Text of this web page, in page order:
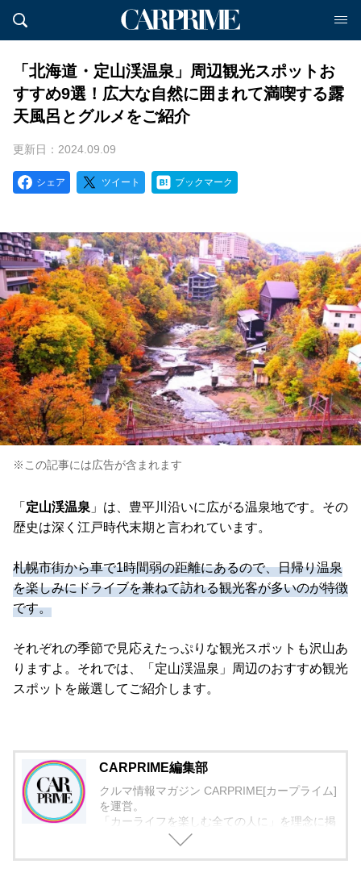
「北海道・定山渓温泉」周辺観光スポットお
すすめ9選！広大な自然に囲まれて満喫する露
天風呂とグルメをご紹介
更新日：2024.09.09
シェア ツイート ブックマーク
※この記事には広告が含まれます
「 定山渓温泉 」は、豊平川沿いに広がる温泉地です。その
歴史は深く江戸時代末期と言われています。
札幌市街から車で1時間弱の距離にあるので、日帰り温泉
を楽しみにドライブを兼ねて訪れる観光客が多いのが特徴
です。
それぞれの季節で見応えたっぷりな観光スポットも沢山あ
りますよ。それでは、「定山渓温泉」周辺のおすすめ観光
スポットを厳選してご紹介します。
CARPRIME編集部
クルマ情報マガジン CARPRIME[カープライム]
を運営。
「カーライフを楽しむ全ての人に」を理念に掲
げ、編集に取り組んでいます。